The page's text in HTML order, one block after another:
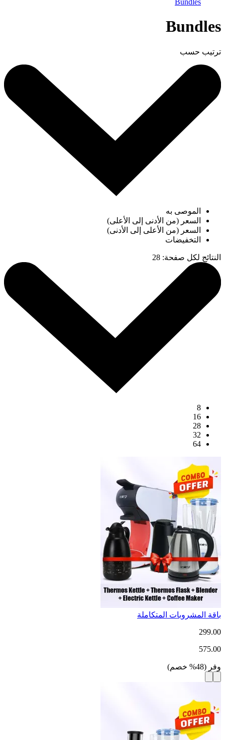
Bundles
Bundles
ترتيب حسب
الموصى به
السعر (من الأدنى إلى الأعلى)
السعر (من الأعلى إلى الأدنى)
التخفيضات
النتائج لكل صفحة:
28
8
16
28
32
64
باقة المشروبات المتكاملة
299.00
575.00
وفر (
48
% خصم)